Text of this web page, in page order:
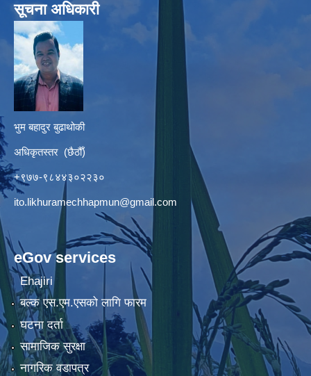
सूचना अधिकारी
भुम बहादुर बुढाथोकी
अधिकृतस्तर (छैठौँ)
+९७७-९८४४३०२२३०
ito.likhuramechhapmun@gmail.com
eGov services
Ehajiri
बल्क एस.एम.एसको लागि फारम
घटना दर्ता
सामाजिक सुरक्षा
नागरिक वडापत्र